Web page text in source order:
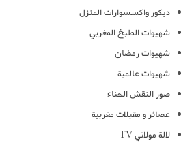
ديكور واكسسوارات المنزل
شهيوات الطبخ المغربي
شهيوات رمضان
شهيوات عالمية
صور النقش الحناء
عصائر و مقبلات مغربية
لالة مولاتي TV